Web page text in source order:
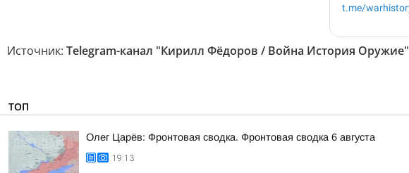
Источник: Telegram-канал "Кирилл Фёдоров / Война История Оружие"
ТОП
Олег Царёв: Фронтовая сводка. Фронтовая сводка 6 августа
19:13